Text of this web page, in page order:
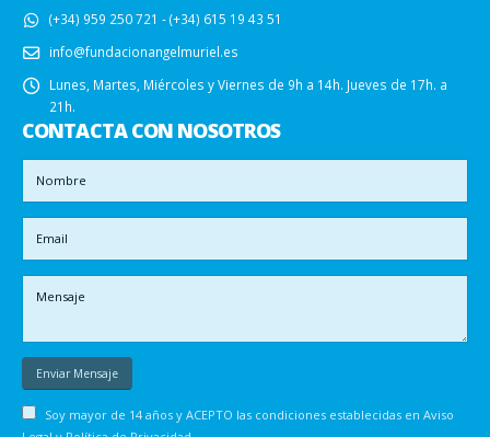
(+34) 959 250 721 - (+34) 615 19 43 51
info@fundacionangelmuriel.es
Lunes, Martes, Miércoles y Viernes de 9h a 14h. Jueves de 17h. a
21h.
CONTACTA CON NOSOTROS
Soy mayor de 14 años y ACEPTO las condiciones establecidas en Aviso